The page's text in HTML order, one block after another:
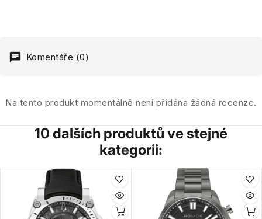
Komentáře (0)
Na tento produkt momentálně není přidána žádná recenze.
10 dalších produktů ve stejné
kategorii: